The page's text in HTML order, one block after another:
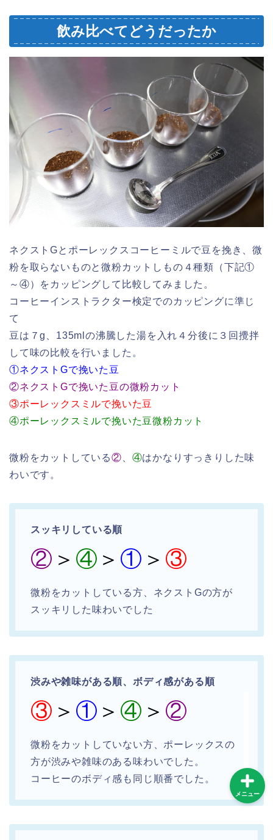
飲み比べてどうだったか
ネクストGとポーレックスコーヒーミルで豆を挽き、微
粉を取らないものと微粉カットしもの４種類（下記①
～④）をカッピングして比較してみました。
コーヒーインストラクター検定でのカッピングに準じ
て
豆は７g、135mlの沸騰した湯を入れ４分後に３回攪拌
して味の比較を行いました。
①ネクストGで挽いた豆
②ネクストGで挽いた豆の微粉カット
③ポーレックスミルで挽いた豆
④ポーレックスミルで挽いた豆微粉カット
微粉をカットしている② ④はかなりすっきりした味
わいです。
スッキリしている順
② ＞ ④ ＞ ① ＞ ③
微粉をカットしている方、ネクストGの方が
スッキリした味わいでした
渋みや雑味がある順、ボディ感がある順
③ ＞ ① ＞ ④ ＞ ②
微粉をカットしていない方、ポーレックスの
方が渋みや雑味のある味わいでした。
コーヒーのボディ感も同じ順番でした。
メニュー
コーヒー器具
コーヒーインストラクタ
コンビニコーヒー
スターバックス